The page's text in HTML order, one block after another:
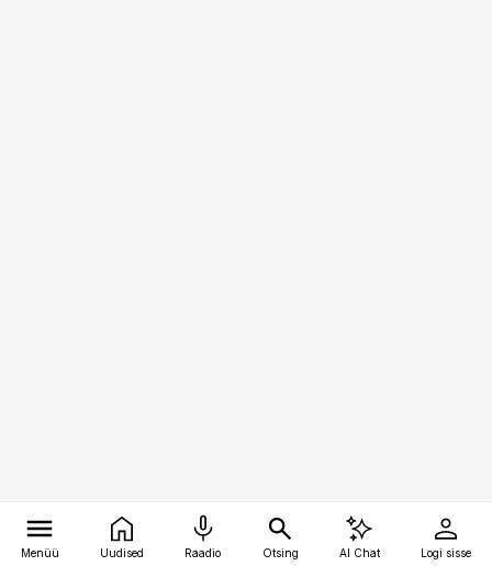
Menüü Uudised Raadio Otsing AI Chat Logi sisse